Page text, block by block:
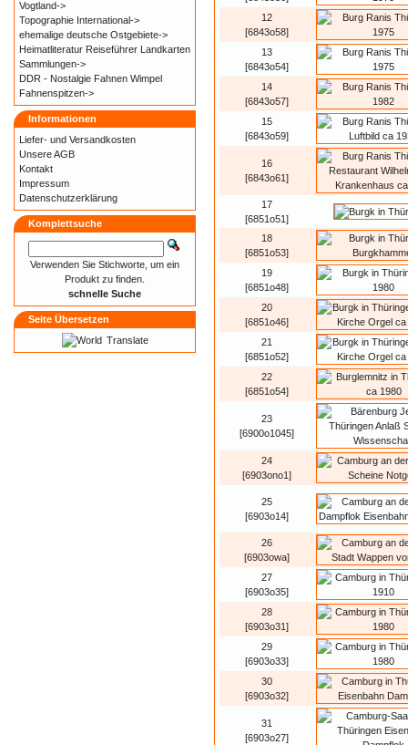
12
[6843o58]
13
[6843o54]
14
[6843o57]
15
[6843o59]
16
[6843o61]
17
[6851o51]
18
[6851o53]
19
[6851o48]
20
[6851o46]
21
[6851o52]
22
[6851o54]
23
[6900o1045]
24
[6903ono1]
25
[6903o14]
26
[6903owa]
27
[6903o35]
28
[6903o31]
29
[6903o33]
30
[6903o32]
31
[6903o27]
Vogtland->
Topographie International->
ehemalige deutsche Ostgebiete->
Heimatliteratur Reiseführer Landkarten
Sammlungen->
DDR - Nostalgie Fahnen Wimpel
Fahnenspitzen->
Informationen
Liefer- und Versandkosten
Unsere AGB
Kontakt
Impressum
Datenschutzerklärung
Komplettsuche
Verwenden Sie Stichworte, um ein
Produkt zu finden.
schnelle Suche
Seite Übersetzen
Translate